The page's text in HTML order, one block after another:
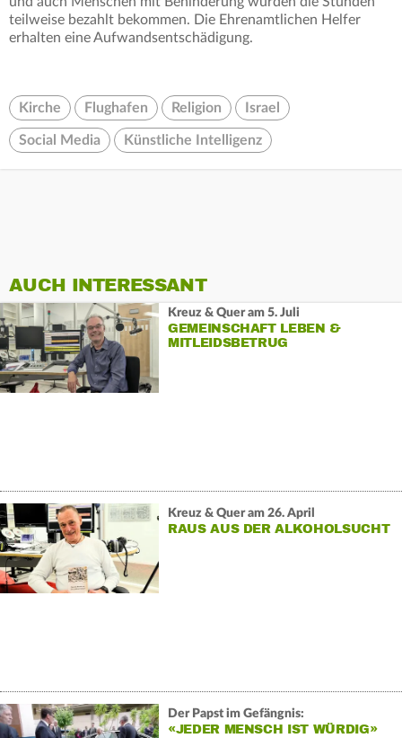
teilweise bezahlt bekommen. Die Ehrenamtlichen Helfer
erhalten eine Aufwandsentschädigung.
Kirche Flughafen Religion Israel
Social Media Künstliche Intelligenz
AUCH INTERESSANT
Kreuz & Quer am 5. Juli
GEMEINSCHAFT LEBEN &
MITLEIDSBETRUG
Kreuz & Quer am 26. April
RAUS AUS DER ALKOHOLSUCHT
Der Papst im Gefängnis:
«JEDER MENSCH IST WÜRDIG»